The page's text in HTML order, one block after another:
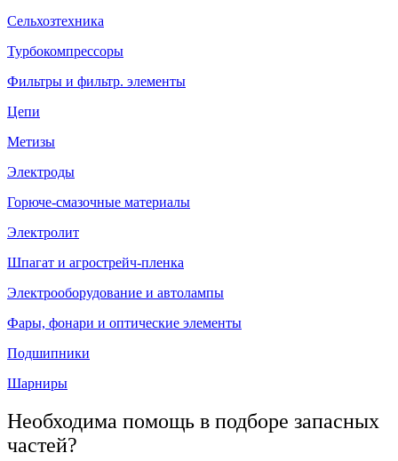
Сельхозтехника
Турбокомпрессоры
Фильтры и фильтр. элементы
Цепи
Метизы
Электроды
Горюче-смазочные материалы
Электролит
Шпагат и агрострейч-пленка
Электрооборудование и автолампы
Фары, фонари и оптические элементы
Подшипники
Шарниры
Необходима помощь в подборе запасных
частей?